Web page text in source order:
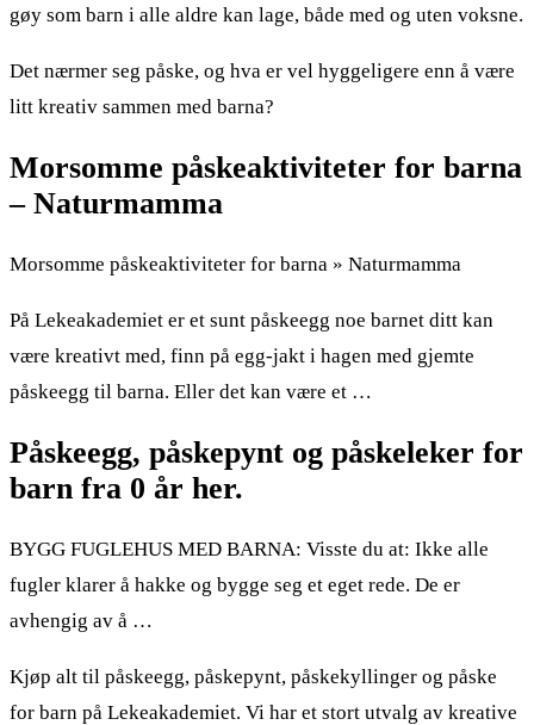
gøy som barn i alle aldre kan lage, både med og uten voksne.
Det nærmer seg påske, og hva er vel hyggeligere enn å være
litt kreativ sammen med barna?
Morsomme påskeaktiviteter for barna
– Naturmamma
Morsomme påskeaktiviteter for barna » Naturmamma
På Lekeakademiet er et sunt påskeegg noe barnet ditt kan
være kreativt med, finn på egg-jakt i hagen med gjemte
påskeegg til barna. Eller det kan være et …
Påskeegg, påskepynt og påskeleker for
barn fra 0 år her.
BYGG FUGLEHUS MED BARNA: Visste du at: Ikke alle
fugler klarer å hakke og bygge seg et eget rede. De er
avhengig av å …
Kjøp alt til påskeegg, påskepynt, påskekyllinger og påske
for barn på Lekeakademiet. Vi har et stort utvalg av kreative